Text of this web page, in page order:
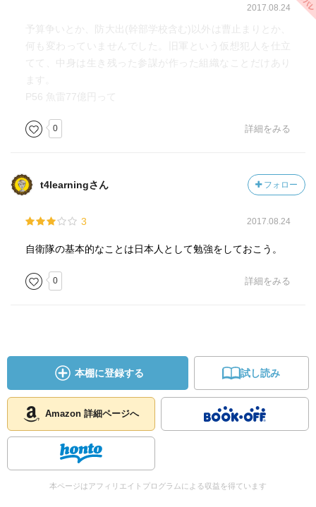
2017.08.24
予算争いとか、防大出(幹部学校含む)以外は曹止まりとか、
何も変わっていませんでした。旧軍という仮想犯人を仕立
てて、中身は生き残った参謀が作った組織なことだけあり
ます。
P56 魚雷77億円って
0 詳細をみる
t4learningさん フォロー
3 2017.08.24
自衛隊の基本的なことは日本人として勉強をしておこう。
0 詳細をみる
本棚に登録する 試し読み
Amazon 詳細ページへ
本ページはアフィリエイトプログラムによる収益を得ています